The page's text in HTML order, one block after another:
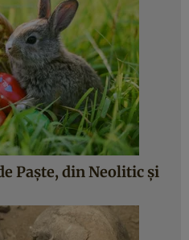
Paște, din Neolitic și